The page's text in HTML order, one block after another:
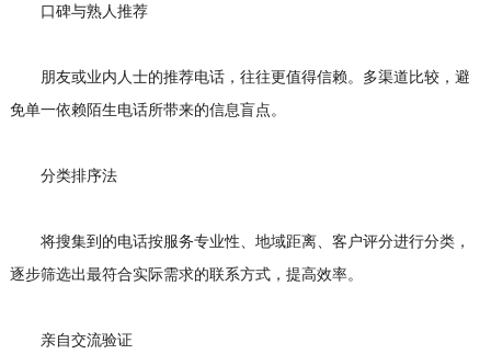
口碑与熟人推荐
朋友或业内人士的推荐电话，往往更值得信赖。多渠道比较，避
免单一依赖陌生电话所带来的信息盲点。
分类排序法
将搜集到的电话按服务专业性、地域距离、客户评分进行分类，
逐步筛选出最符合实际需求的联系方式，提高效率。
亲自交流验证